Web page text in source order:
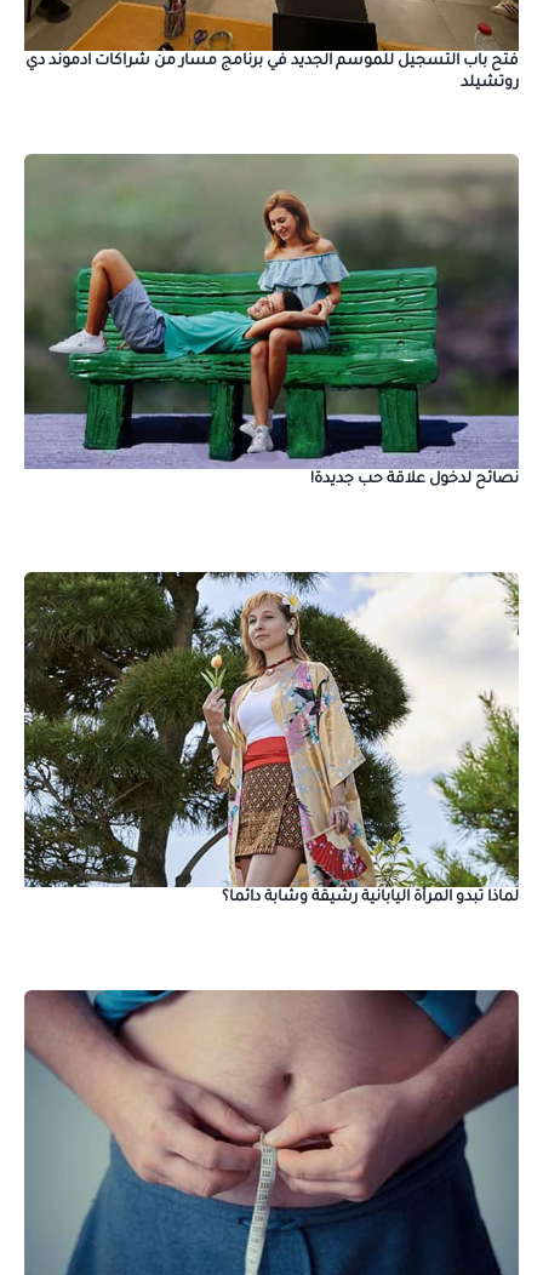
فتح باب التسجيل للموسم الجديد في برنامج مسار من شراكات ادموند دي
روتشيلد
نصائح لدخول علاقة حب جديدة!
لماذا تبدو المرأة اليابانية رشيقة وشابة دائما؟